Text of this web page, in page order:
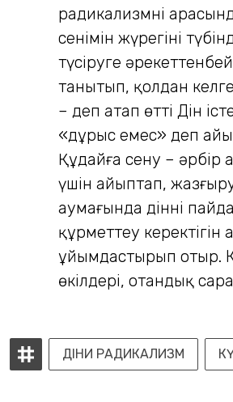
радикализмнің
сенімін жүрегінің
түсіруге
танытып, қолдан
– деп атап өтті Дін
«дұрыс емес» деп
Құдайға сену – әрбір
үшін айыптап,
аумағында діннің
құрметтеу
ұйымдастырып отыр.
өкілдері, отандық
ДІНИ РАДИКАЛИЗМ